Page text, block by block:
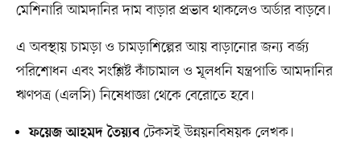
মেশিনারি আমদানির দাম বাড়ার প্রভাব থাকলেও অর্ডার বাড়বে।
এ অবস্থায় চামড়া ও চামড়াশিল্পের আয় বাড়ানোর জন্য বর্জ্য
পরিশোধন এবং সংশ্লিষ্ট কাঁচামাল ও মূলধনি যন্ত্রপাতি আমদানির
ঋণপত্র (এলসি) নিষেধাজ্ঞা থেকে বেরোতে হবে।
ফয়েজ আহমদ তৈয়্যবটেকসই উন্নয়নবিষয়ক লেখক।